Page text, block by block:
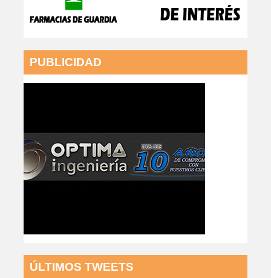
PUBLICIDAD
ÚLTIMOS TWEETS